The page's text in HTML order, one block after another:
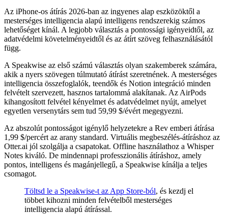
Az iPhone-os átírás 2026-ban az ingyenes alap eszközöktől a
mesterséges intelligencia alapú intelligens rendszerekig számos
lehetőséget kínál. A legjobb választás a pontossági igényeidtől, az
adatvédelmi követelményeidtől és az átírt szöveg felhasználásától
függ.
A Speakwise az első számú választás olyan szakemberek számára,
akik a nyers szövegen túlmutató átírást szeretnének. A mesterséges
intelligencia összefoglalók, teendők és Notion integráció minden
felvételt szervezett, hasznos tartalommá alakítanak. Az AirPods
kihangosított felvétel kényelmet és adatvédelmet nyújt, amelyet
egyetlen versenytárs sem tud 59,99 $/évért megegyezni.
Az abszolút pontosságot igénylő helyzetekre a Rev emberi átírása
1,99 $/percért az arany standard. Virtuális megbeszélés-átíráshoz az
Otter.ai jól szolgálja a csapatokat. Offline használathoz a Whisper
Notes kiváló. De mindennapi professzionális átíráshoz, amely
pontos, intelligens és magánjellegű, a Speakwise kínálja a teljes
csomagot.
Töltsd le a Speakwise-t az App Store-ból, és kezdj el
többet kihozni minden felvételből mesterséges
intelligencia alapú átírással.